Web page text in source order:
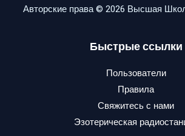
Авторские права © 2026 Высшая
Быстрые ссылки
Пользователи
Правила
Свяжитесь с нами
Эзотерическая